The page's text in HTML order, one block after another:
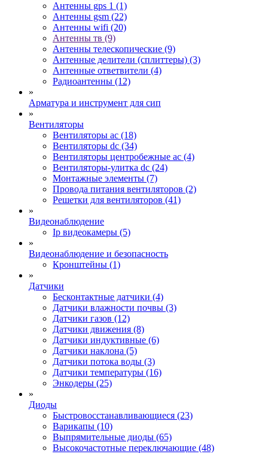
Антенны gps 1 (1)
Антенны gsm (22)
Антенны wifi (20)
Антенны тв (9)
Антенны телескопические (9)
Антенные делители (сплиттеры) (3)
Антенные ответвители (4)
Радиоантенны (12)
»
Арматура и инструмент для сип
»
Вентиляторы
Вентиляторы ac (18)
Вентиляторы dc (34)
Вентиляторы центробежные ac (4)
Вентиляторы-улитка dc (24)
Монтажные элементы (7)
Провода питания вентиляторов (2)
Решетки для вентиляторов (41)
»
Видеонаблюдение
Ip видеокамеры (5)
»
Видеонаблюдение и безопасность
Кронштейны (1)
»
Датчики
Бесконтактные датчики (4)
Датчики влажности почвы (3)
Датчики газов (12)
Датчики движения (8)
Датчики индуктивные (6)
Датчики наклона (5)
Датчики потока воды (3)
Датчики температуры (16)
Энкодеры (25)
»
Диоды
Быстровосстанавливающиеся (23)
Варикапы (10)
Выпрямительные диоды (65)
Высокочастотные переключающие (48)